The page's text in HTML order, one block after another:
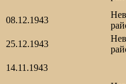
08.12.1943
25.12.1943
14.11.1943